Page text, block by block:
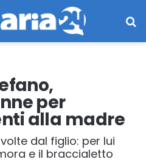
per
alla madre
dal figlio: per lui
e il braccialetto